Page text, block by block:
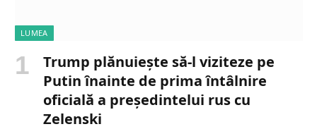
LUMEA
Trump plănuiește să-l viziteze pe
Putin înainte de prima întâlnire
oficială a președintelui rus cu
Zelenski